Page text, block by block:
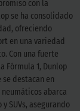
con la
se ha consolidado
ofreciendo
en una variedad
Con una fuerte
Fórmula 1, Dunlop
destacan en
abarca
SUVs, asegurando